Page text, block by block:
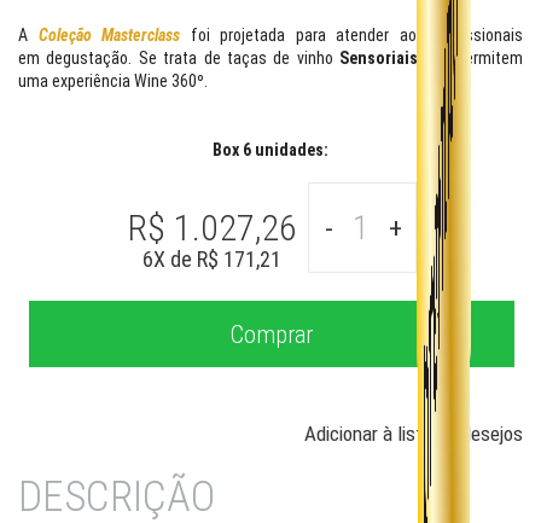
A Coleção Masterclass foi projetada para atender aos profissionais
em degustação. Se trata de taças de vinho Sensoriais que permitem
uma experiência Wine 360º.
Box 6 unidades:
R$ 1.027,26
6X de R$ 171,21
- +
Adicionar à lista de desejos
DESCRIÇÃO